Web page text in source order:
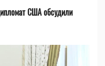
США обсудили